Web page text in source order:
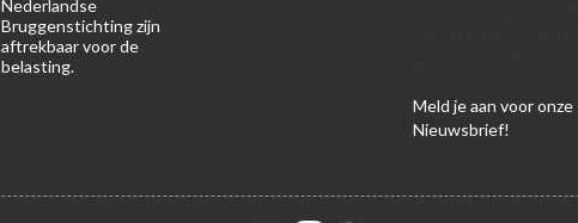
Nederlandse
Bruggenstichting zijn
aftrekbaar voor de
belasting.
Meldje aan voor onze
Nieuwsbrief!